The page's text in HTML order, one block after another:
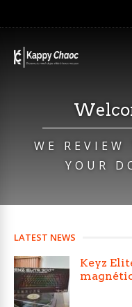
WE
YOUR
LATEST NEWS
Keyz